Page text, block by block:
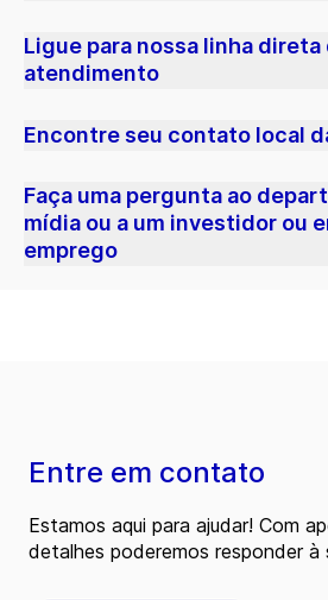
Ligue para nossa linha direta
atendimento
Encontre seu contato local
Faça uma pergunta ao
mídia ou a um investidor ou
emprego
Entre em contato
Estamos aqui para ajudar! Com
detalhes poderemos responder à